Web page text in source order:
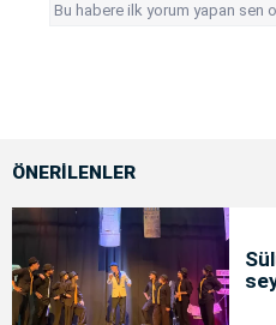
Bu habere ilk yorum yapan sen
ÖNERİLENLER